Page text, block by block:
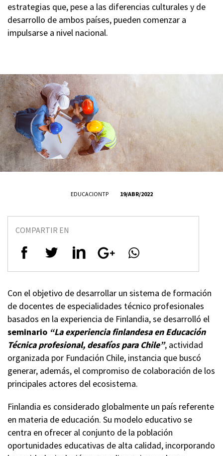
estrategias que, pese a las diferencias culturales y de
desarrollo de ambos países, pueden comenzar a
impulsarse a nivel nacional.
EDUCACIONTP 19/ABR/2022
COMPARTIR EN
Con el objetivo de desarrollar un sistema de formación
de docentes de especialidades técnico profesionales
basados en la experiencia de Finlandia, se desarrolló el
seminario “La experiencia finlandesa en Educación
Técnica profesional, desafíos para Chile”, actividad
organizada por Fundación Chile, instancia que buscó
generar, además, el compromiso de colaboración de los
principales actores del ecosistema.
Finlandia es considerado globalmente un país referente
en materia de educación. Su modelo educativo se
centra en ofrecer al conjunto de la población
oportunidades educativas de alta calidad, incorporando